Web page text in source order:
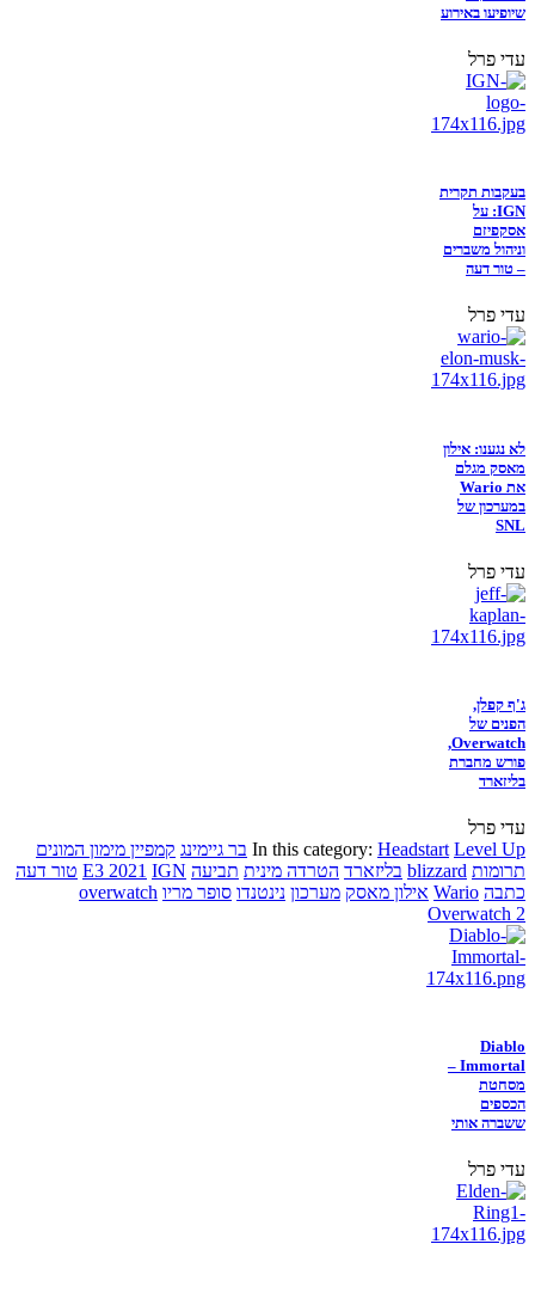
שיופיעו באירוע
עדי פרל
בעקבות תקרית
IGN: על
אסקפיזם
וניהול משברים
– טור דעה
עדי פרל
לא נגענו: אילון
מאסק מגלם
את Wario
במערכון של
SNL
עדי פרל
ג'ף קפלן,
הפנים של
Overwatch,
פורש מחברת
בליזארד
עדי פרל
In this category: Headstart Level Up בר גיימינג קמפיין מימון המונים
תרומות blizzard בליזארד הטרדה מינית תביעה E3 2021 IGN
טור דעה
כתבה Wario אילון מאסק מערכון נינטנדו סופר מריו overwatch
Overwatch 2
Diablo
Immortal –
מסחטת
הכספים
ששברה אותי
עדי פרל